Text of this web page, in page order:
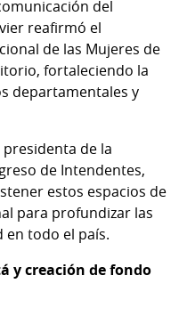
del
reafirmó el
de las Mujeres de
fortaleciendo la
departamentales y
de la
de Intendentes,
estos espacios de
para profundizar las
en todo el país.
y creación de fondo